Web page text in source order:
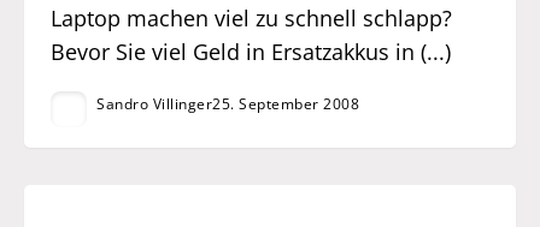
Laptop machen viel zu schnell schlapp?
Bevor Sie viel Geld in Ersatzakkus in (...)
Sandro Villinger25. September 2008